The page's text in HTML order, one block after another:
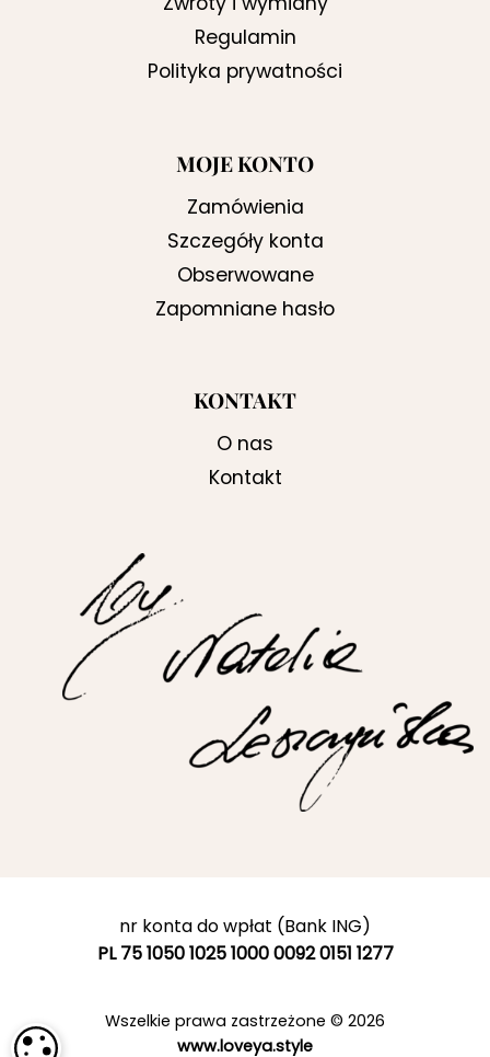
Regulamin
Polityka prywatności
MOJE KONTO
Zamówienia
Szczegóły konta
Obserwowane
Zapomniane hasło
KONTAKT
O nas
Kontakt
nr konta do wpłat (Bank ING)
PL 75 1050 1025 1000 0092 0151 1277
Wszelkie prawa zastrzeżone © 2026
www.loveya.style
USTAWIENIA PLIKÓW COOKIE